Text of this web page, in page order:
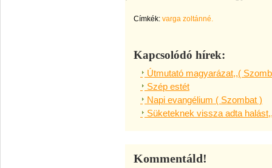
Címkék: varga zoltánné.
Kapcsolódó hírek:
Útmutató magyarázat,,(
Szép estét
Napi evangélium ( Szombat )
Süketeknek vissza adta
Kommentáld!